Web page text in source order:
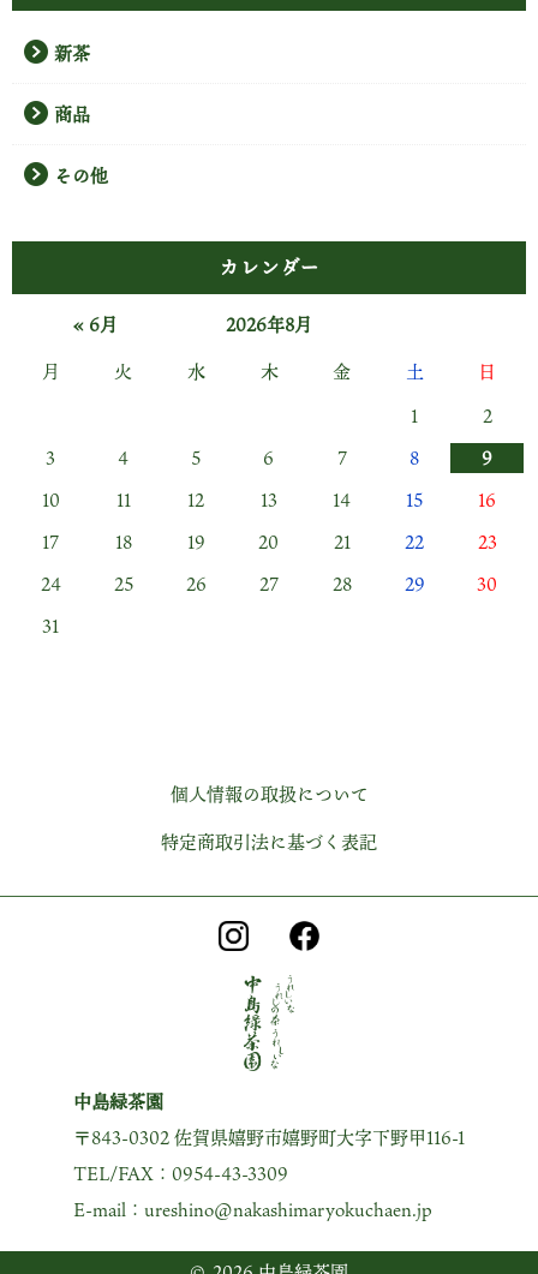
新茶
商品
その他
カレンダー
2026年8月
月
火 水 木 金 土
日
1
2
3
4 5 6 7 8
9
10
11 12 13 14 15
16
17
18 19 20 21 22
23
24
25 26 27 28 29
30
31
« 6月
個人情報の取扱について
特定商取引法に基づく表記
中島緑茶園
〒843-0302 佐賀県嬉野市嬉野町大字下野甲116-1
TEL/FAX：0954-43-3309
E-mail：ureshino@nakashimaryokuchaen.jp